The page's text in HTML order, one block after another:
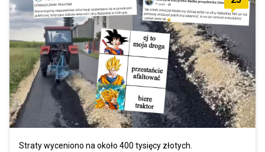
Straty wyceniono na około 400 tysięcy złotych.